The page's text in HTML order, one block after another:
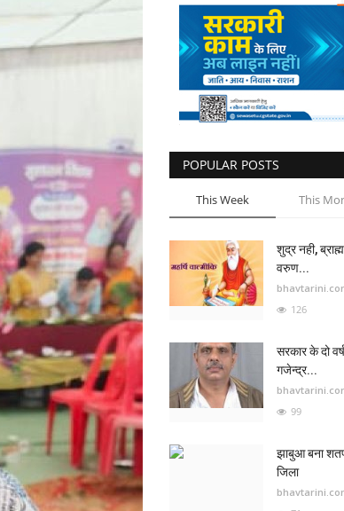
POPULAR POSTS
This Week This
शुद्र नही,
वरुण...
126
सरकार के दो
गजेन्द्र...
99
झाबुआ बना
जिला